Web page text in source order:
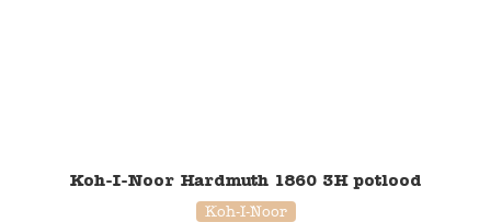
Koh-I-Noor Hardmuth 1860 3H potlood
Koh-I-Noor